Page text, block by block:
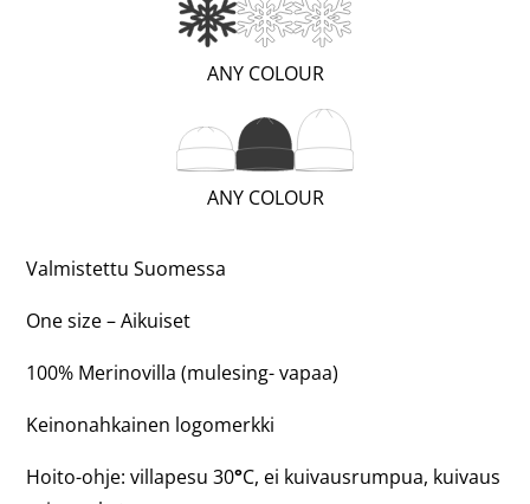
ANY COLOUR(WARM;
1
3)
ANY COLOUR(REGULAR;
Valmistettu Suomessa
One size – Aikuiset
100% Merinovilla (mulesing- vapaa)
Keinonahkainen logomerkki
Hoito-ohje: villapesu 30°C, ei kuivausrumpua, kuivaus